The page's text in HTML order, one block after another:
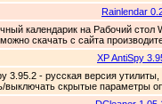
Rainlendar
календарик на Рабочий стол
скачать с сайта
XP AntiSpy
3.95.2 - русская версия
выключать скрытые параметры